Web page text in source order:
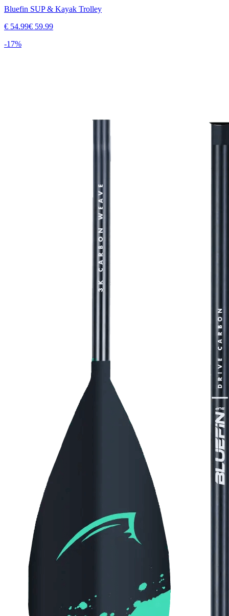
Bluefin SUP & Kayak Trolley
€ 54.99€ 59.99
-17%